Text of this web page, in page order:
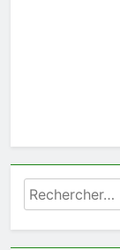
Rechercher :
1